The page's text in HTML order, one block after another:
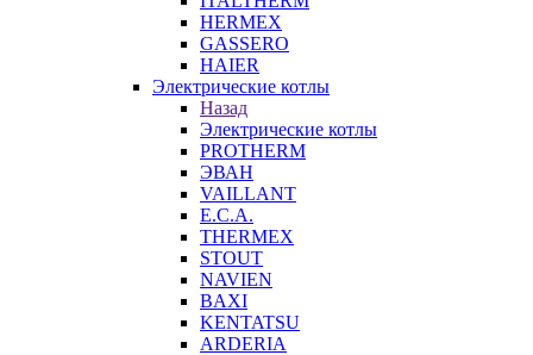
HERMEX
GASSERO
HAIER
Электрические котлы
Назад
Электрические котлы
PROTHERM
ЭВАН
VAILLANT
E.C.A.
THERMEX
STOUT
NAVIEN
BAXI
KENTATSU
ARDERIA